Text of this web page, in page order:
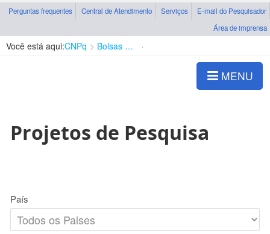
Perguntas frequentes Central de Atendimento Serviços
E-mail do Pesquisador
Área de imprensa
Você está aqui:CNPq Bolsas e Auxílios Vigentes
MENU
Projetos de Pesquisa
País